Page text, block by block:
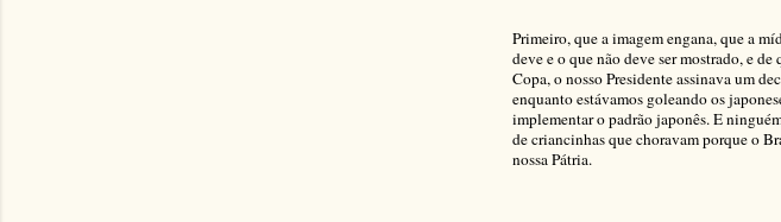
Primeiro, que a imagem engana, que a
deve e o que não deve ser mostrado, e
Copa, o nosso Presidente assinava um
enquanto estávamos goleando os
implementar o padrão japonês. E
de criancinhas que choravam porque o
nossa Pátria.